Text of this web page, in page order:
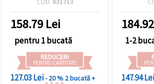
158.79 Lei
pentru 1 bucată
REDUCERI
PENTRU CANTITATE
127.03 Lei- 20 % 2 bucată +
184.92
1-2
147.94 Lei